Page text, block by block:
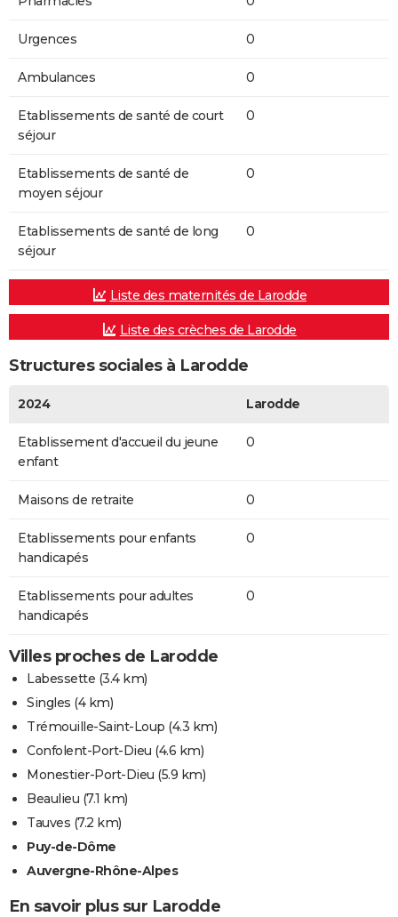
Urgences 0
Ambulances 0
Etablissements de santé de court
séjour
0
Etablissements de santé de
moyen séjour
0
Etablissements de santé de long
séjour
0
Liste des maternités de Larodde
Liste des crèches de Larodde
Structures sociales à Larodde
2024 Larodde
Etablissement d'accueil du jeune
enfant
0
Maisons de retraite 0
Etablissements pour enfants
handicapés
0
Etablissements pour adultes
handicapés
0
Villes proches de Larodde
Labessette (3.4 km)
Singles (4 km)
Trémouille-Saint-Loup (4.3 km)
Confolent-Port-Dieu (4.6 km)
Monestier-Port-Dieu (5.9 km)
Beaulieu (7.1 km)
Tauves (7.2 km)
Puy-de-Dôme
Auvergne-Rhône-Alpes
En savoir plus sur Larodde